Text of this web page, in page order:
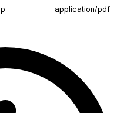
application/pdf